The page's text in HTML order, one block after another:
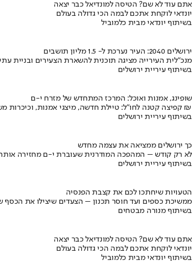
אתם עוד לא שם? הטיסה למונדיאל כבר יצאה
יונדאי לוקחת אתכם לבמה הכי גדולה בעולם
בשיתוף יונדאי מבית כלמוביל
ירושלים 2040: העיר נערכת ל- 1.5 מליון תושבים
מנכ"לית העירייה מציגה תוכנית להשארת הצעירים ובניית
בשיתוף עיריית ירושלים
שופינג, אמנות ואוכל: המרכז המתחדש של מזרח י-ם
קפיצה קטנה לחו"ל: טיילת חדשה, מיצגי אמנות, וכיכרות משופצות בהשקעה של 100 מיליון ₪
בשיתוף עיריית ירושלים
כך ירושלים ממציאה את עצמה מחדש
לא רק קודש – המהפכה המודרנית שעוברת י-ם מחזירה
בשיתוף עיריית ירושלים
הטעויות שיחתכו לכם את קצבת הפנסיה
ממשיכת כספים ועד חוסר תכנון – הצעדים שיצילו את הכסף
בשיתוף מנורה מבטחים
אתם עוד לא שם? הטיסה למונדיאל כבר יצאה
יונדאי לוקחת אתכם לבמה הכי גדולה בעולם
בשיתוף יונדאי מבית כלמוביל